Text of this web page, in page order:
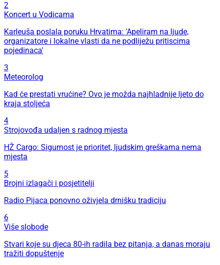
2
Koncert u Vodicama
Karleuša poslala poruku Hrvatima: 'Apeliram na ljude,
organizatore i lokalne vlasti da ne podliježu pritiscima
pojedinaca'
3
Meteorolog
Kad će prestati vrućine? Ovo je možda najhladnije ljeto do
kraja stoljeća
4
Strojovođa udaljen s radnog mjesta
HŽ Cargo: Sigurnost je prioritet, ljudskim greškama nema
mjesta
5
Brojni izlagači i posjetitelji
Radio Pijaca ponovno oživjela drnišku tradiciju
6
Više slobode
Stvari koje su djeca 80-ih radila bez pitanja, a danas moraju
tražiti dopuštenje